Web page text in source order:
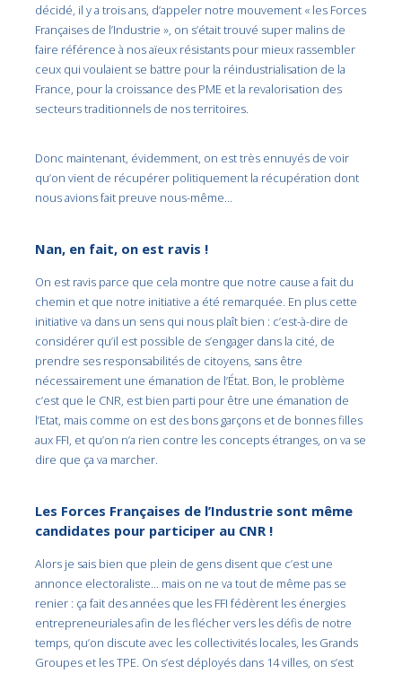
décidé, il y a trois ans, d’appeler notre mouvement « les Forces
Françaises de l’Industrie », on s’était trouvé super malins de
faire référence à nos aïeux résistants pour mieux rassembler
ceux qui voulaient se battre pour la réindustrialisation de la
France, pour la croissance des PME et la revalorisation des
secteurs traditionnels de nos territoires.
Donc maintenant, évidemment, on est très ennuyés de voir
qu’on vient de récupérer politiquement la récupération dont
nous avions fait preuve nous-même…
Nan, en fait, on est ravis !
On est ravis parce que cela montre que notre cause a fait du
chemin et que notre initiative a été remarquée. En plus cette
initiative va dans un sens qui nous plaît bien : c’est-à-dire de
considérer qu’il est possible de s’engager dans la cité, de
prendre ses responsabilités de citoyens, sans être
nécessairement une émanation de l’État. Bon, le problème
c’est que le CNR, est bien parti pour être une émanation de
l’Etat, mais comme on est des bons garçons et de bonnes filles
aux FFI, et qu’on n’a rien contre les concepts étranges, on va se
dire que ça va marcher.
Les Forces Françaises de l’Industrie sont même
candidates pour participer au CNR !
Alors je sais bien que plein de gens disent que c’est une
annonce electoraliste… mais on ne va tout de même pas se
renier : ça fait des années que les FFI fédèrent les énergies
entrepreneuriales afin de les flécher vers les défis de notre
temps, qu’on discute avec les collectivités locales, les Grands
Groupes et les TPE. On s’est déployés dans 14 villes, on s’est